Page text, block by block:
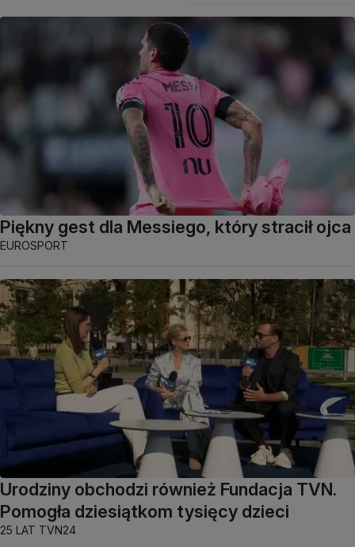
Piękny gest dla Messiego, który stracił ojca
EUROSPORT
Urodziny obchodzi również Fundacja TVN.
Pomogła dziesiątkom tysięcy dzieci
25 LAT TVN24